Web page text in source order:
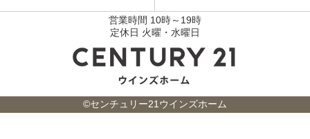
営業時間 10時～19時
定休日 火曜・水曜日
©センチュリー21ウインズホーム